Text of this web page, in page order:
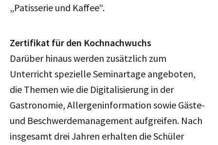
„Patisserie und Kaffee“.
Zertifikat für den Kochnachwuchs
Darüber hinaus werden zusätzlich zum
Unterricht spezielle Seminartage angeboten,
die Themen wie die Digitalisierung in der
Gastronomie, Allergeninformation sowie Gäste-
und Beschwerdemanagement aufgreifen. Nach
insgesamt drei Jahren erhalten die Schüler